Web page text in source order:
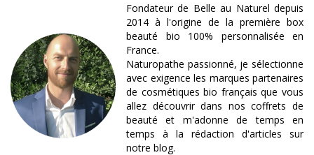
Fondateur de Belle au Naturel depuis
2014 à l'origine de la première box
beauté bio 100% personnalisée en
France.
Naturopathe passionné, je sélectionne
avec exigence les marques partenaires
de cosmétiques bio français que vous
allez découvrir dans nos coffrets de
beauté et m'adonne de temps en
temps à la rédaction d'articles sur
notre blog.